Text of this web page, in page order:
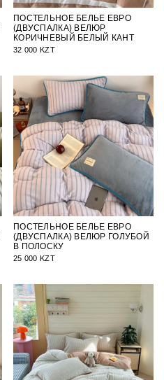
ПОСТЕЛЬНОЕ БЕЛЬЕ ЕВРО
(ДВУСПАЛКА) ВЕЛЮР
КОРИЧНЕВЫЙ БЕЛЫЙ КАНТ
32 000 KZT
ПОСТЕЛЬНОЕ БЕЛЬЕ ЕВРО
(ДВУСПАЛКА) ВЕЛЮР ГОЛУБОЙ
В ПОЛОСКУ
25 000 KZT